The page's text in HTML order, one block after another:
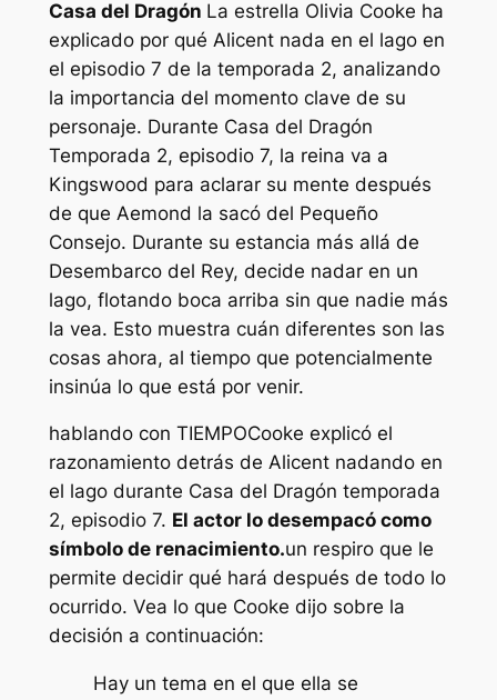
Casa del Dragón La estrella Olivia Cooke ha
explicado por qué Alicent nada en el lago en
el episodio 7 de la temporada 2, analizando
la importancia del momento clave de su
personaje. Durante Casa del Dragón
Temporada 2, episodio 7, la reina va a
Kingswood para aclarar su mente después
de que Aemond la sacó del Pequeño
Consejo. Durante su estancia más allá de
Desembarco del Rey, decide nadar en un
lago, flotando boca arriba sin que nadie más
la vea. Esto muestra cuán diferentes son las
cosas ahora, al tiempo que potencialmente
insinúa lo que está por venir.
hablando con TIEMPOCooke explicó el
razonamiento detrás de Alicent nadando en
el lago durante Casa del Dragón temporada
2, episodio 7. El actor lo desempacó como
símbolo de renacimiento.un respiro que le
permite decidir qué hará después de todo lo
ocurrido. Vea lo que Cooke dijo sobre la
decisión a continuación:
Hay un tema en el que ella se